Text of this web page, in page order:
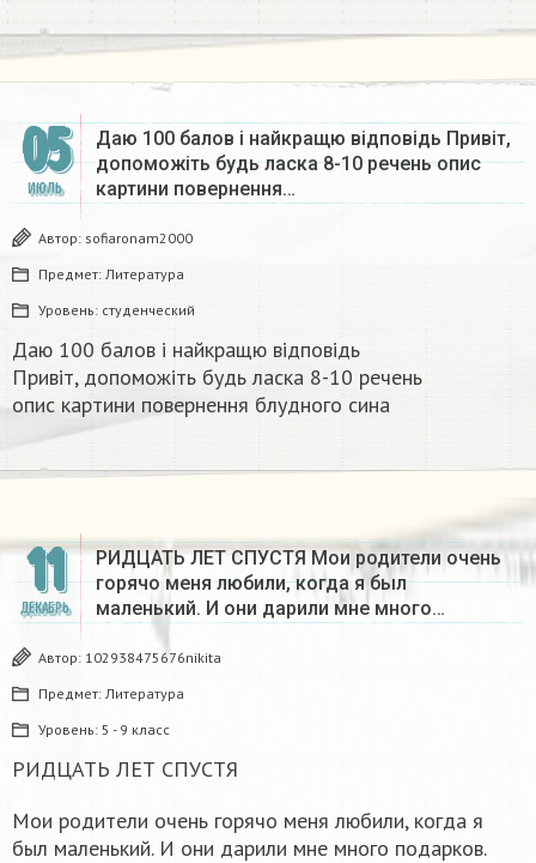
05
ИЮЛЬ
Даю 100 балов і найкращю відповідь Привіт,
допоможіть будь ласка 8-10 речень опис
картини повернення…
Автор: sofiaronam2000
Предмет: Литература
Уровень: студенческий
Даю 100 балов і найкращю відповідь
Привіт, допоможіть будь ласка 8-10 речень
опис картини повернення блудного сина ​
11
ДЕКАБРЬ
РИДЦАТЬ ЛЕТ СПУСТЯ Мои родители очень
горячо меня любили, когда я был
маленький. И они дарили мне много…
Автор: 102938475676nikita
Предмет: Литература
Уровень: 5 - 9 класс
РИДЦАТЬ ЛЕТ СПУСТЯ
Мои родители очень горячо меня любили, когда я
был маленький. И они дарили мне много подарков.